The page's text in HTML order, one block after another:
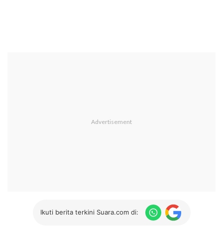
Ikuti berita terkini Suara.com di: